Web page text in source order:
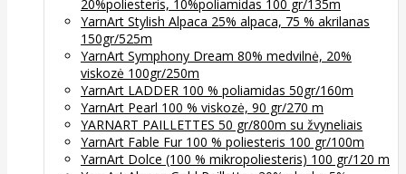
20%poliesteris, 10%poliamidas 100 gr/135m
YarnArt Stylish Alpaca 25% alpaca, 75 % akrilanas
150gr/525m
YarnArt Symphony Dream 80% medvilnė, 20%
viskozė 100gr/250m
YarnArt LADDER 100 % poliamidas 50gr/160m
YarnArt Pearl 100 % viskozė, 90 gr/270 m
YARNART PAILLETTES 50 gr/800m su žvyneliais
YarnArt Fable Fur 100 % poliesteris 100 gr/100m
YarnArt Dolce (100 % mikropoliesteris) 100 gr/120 m